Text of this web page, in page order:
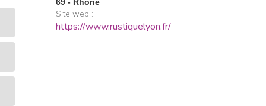
Site web :
https://www.rustiquelyon.fr/